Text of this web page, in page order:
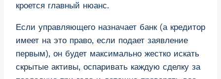
кроется главный нюанс.
Если управляющего назначает банк (а кредитор
имеет на это право, если подает заявление
первым), он будет максимально жестко искать
скрытые активы, оспаривать каждую сделку за